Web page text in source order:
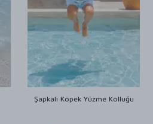
Şapkalı Köpek Yüzme Kolluğu